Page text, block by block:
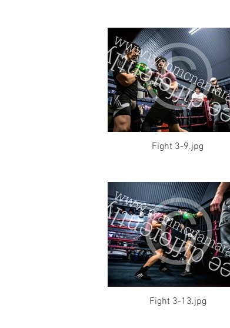
Fight 3-9.jpg
Fight 3-13.jpg